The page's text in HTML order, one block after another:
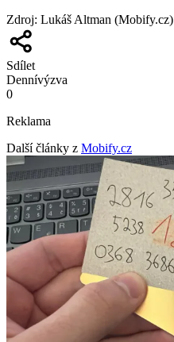
Zdroj: Lukáš Altman (Mobify.cz)
Sdílet
Dennívýzva
0
Reklama
Další články z Mobify.cz